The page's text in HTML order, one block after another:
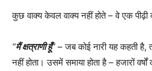
कुछ वाक्य केवल वाक्य नहीं होते – वे एक पीढ़ी
“मैं क्षत्राणी हूँ” – जब कोई नारी यह कहती
नहीं होता। उसमें समाया होता है – हजारों